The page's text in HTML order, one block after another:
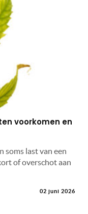
voorkomen en
soms last van een
of overschot aan
02 juni 2026